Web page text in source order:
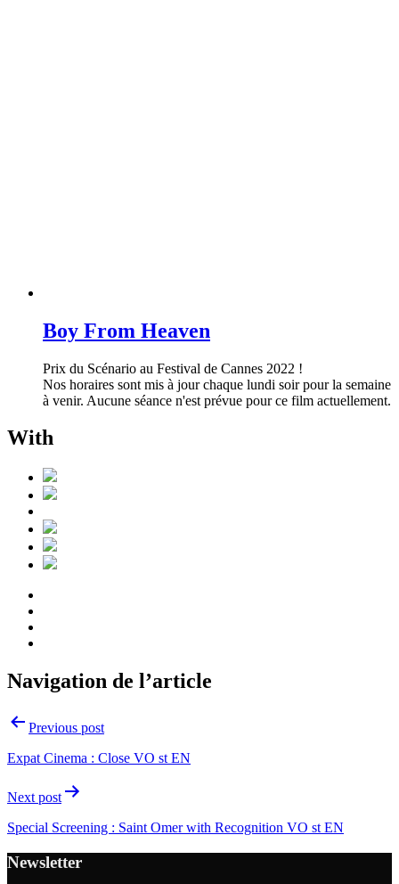
Boy From Heaven
Prix du Scénario au Festival de Cannes 2022 !
Nos horaires sont mis à jour chaque lundi soir pour la semaine
à venir. Aucune séance n'est prévue pour ce film actuellement.
With
Navigation de l’article
Previous post
Expat Cinema : Close VO st EN
Next post
Special Screening : Saint Omer with Recognition VO st EN
Newsletter